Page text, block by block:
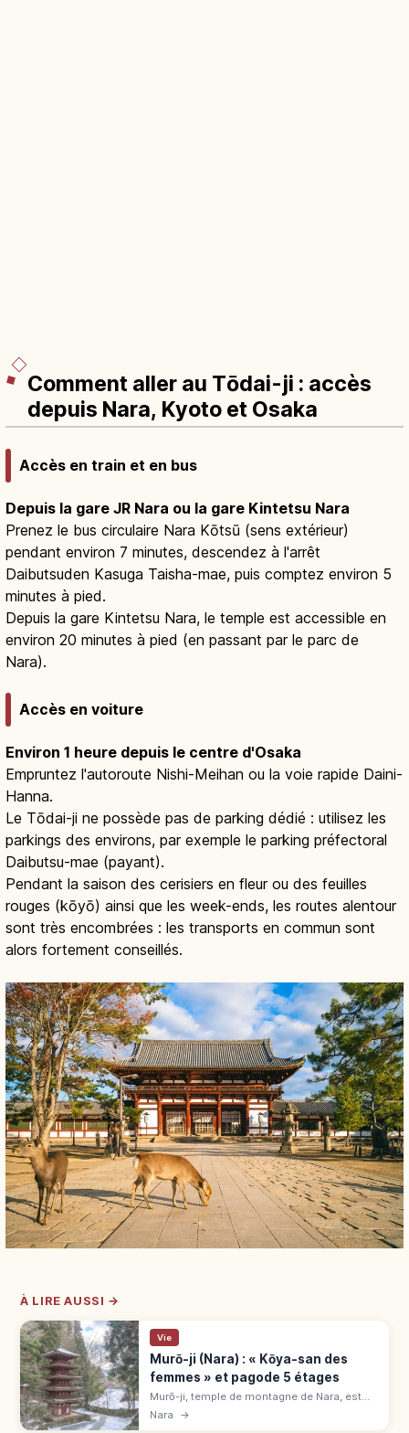
Comment aller au Tōdai-ji : accès
depuis Nara, Kyoto et Osaka
Accès en train et en bus
Depuis la gare JR Nara ou la gare Kintetsu Nara
Prenez le bus circulaire Nara Kōtsū (sens extérieur)
pendant environ 7 minutes, descendez à l'arrêt
Daibutsuden Kasuga Taisha-mae, puis comptez environ 5
minutes à pied.
Depuis la gare Kintetsu Nara, le temple est accessible en
environ 20 minutes à pied (en passant par le parc de
Nara).
Accès en voiture
Environ 1 heure depuis le centre d'Osaka
Empruntez l'autoroute Nishi-Meihan ou la voie rapide Daini-
Hanna.
Le Tōdai-ji ne possède pas de parking dédié : utilisez les
parkings des environs, par exemple le parking préfectoral
Daibutsu-mae (payant).
Pendant la saison des cerisiers en fleur ou des feuilles
rouges (kōyō) ainsi que les week-ends, les routes alentour
sont très encombrées : les transports en commun sont
alors fortement conseillés.
À LIRE AUSSI →
Vie
Murō-ji (Nara) : « Kōya-san des
femmes » et pagode 5 étages
Murō-ji, temple de montagne de Nara, est
réputé pour sa pagode à 5 étages, ses
Nara →